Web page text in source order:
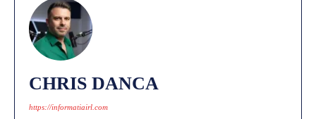
CHRIS DANCA
https://informatiairl.com